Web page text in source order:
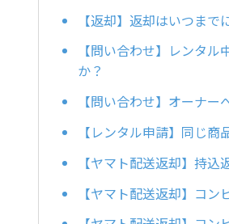
【返却】返却はいつまで
【問い合わせ】レンタ
か？
【問い合わせ】オーナ
【レンタル申請】同じ
【ヤマト配送返却】持込
【ヤマト配送返却】コ